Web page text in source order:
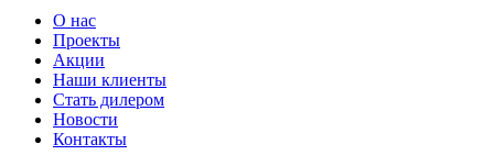
О нас
Проекты
Акции
Наши клиенты
Стать дилером
Новости
Контакты